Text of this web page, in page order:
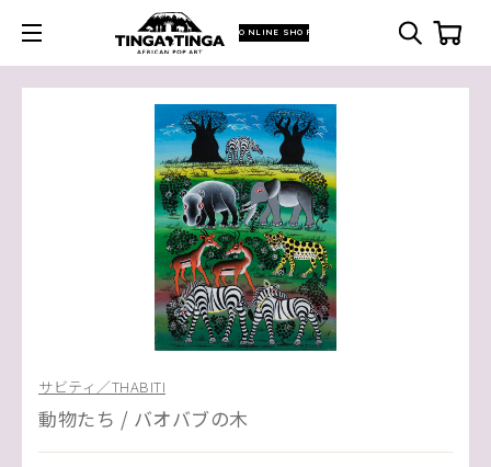
ONLINE SHOP
サビティ／THABITI
動物たち / バオバブの木